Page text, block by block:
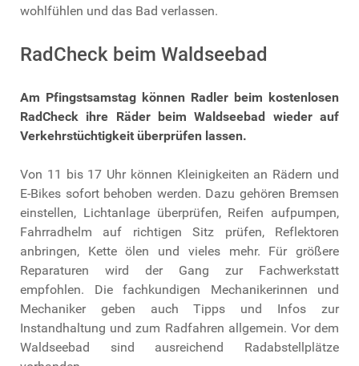
wohlfühlen und das Bad verlassen.
RadCheck beim Waldseebad
Am Pfingstsamstag können Radler beim kostenlosen
RadCheck ihre Räder beim Waldseebad wieder auf
Verkehrstüchtigkeit überprüfen lassen.
Von 11 bis 17 Uhr können Kleinigkeiten an Rädern und
E-Bikes sofort behoben werden. Dazu gehören Bremsen
einstellen, Lichtanlage überprüfen, Reifen aufpumpen,
Fahrradhelm auf richtigen Sitz prüfen, Reflektoren
anbringen, Kette ölen und vieles mehr. Für größere
Reparaturen wird der Gang zur Fachwerkstatt
empfohlen. Die fachkundigen Mechanikerinnen und
Mechaniker geben auch Tipps und Infos zur
Instandhaltung und zum Radfahren allgemein. Vor dem
Waldseebad sind ausreichend Radabstellplätze